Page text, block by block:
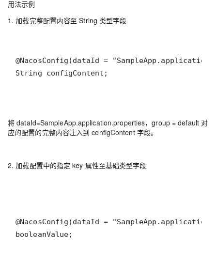
用法示例
1. 加载完整配置内容至 String 类型字段
String configContent;
将 dataId=SampleApp.application.properties，group = default 对
应的配置的完整内容注入到 configContent 字段。
2. 加载配置中的指定 key 属性至基础类型字段
booleanValue;